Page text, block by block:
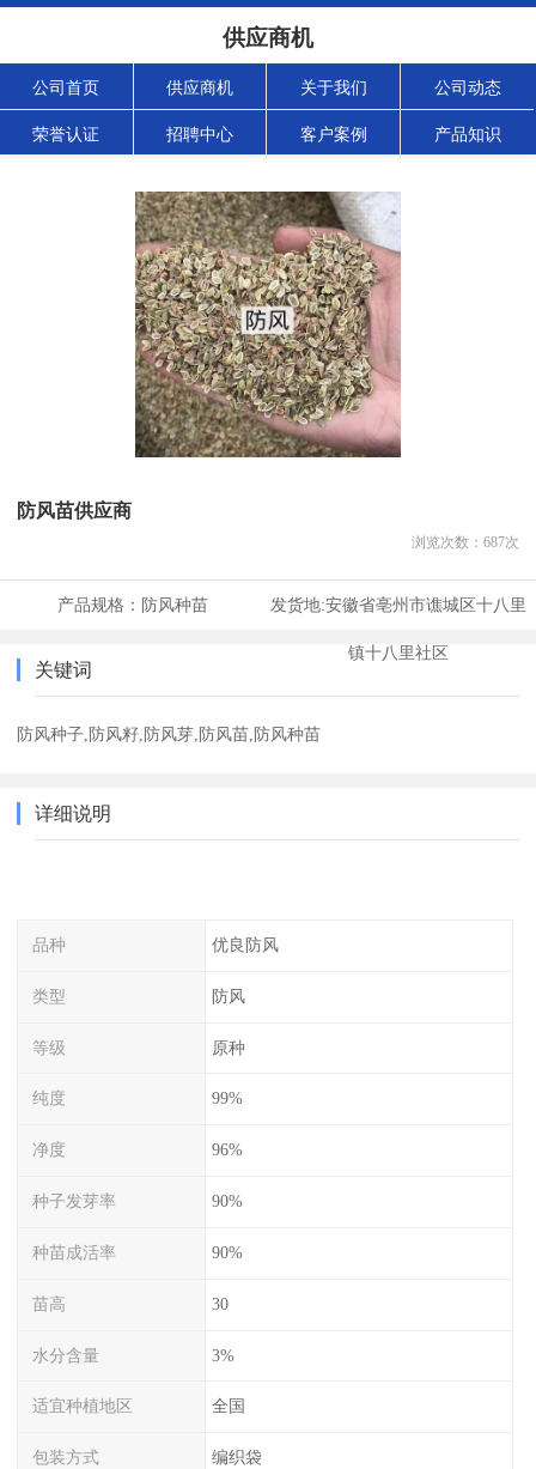
供应商机
公司首页 供应商机 关于我们 公司动态
荣誉认证 招聘中心 客户案例 产品知识
防风苗供应商
浏览次数： 687次
产品规格： 防风种苗 发货地:安徽省亳州市谯城区十八里
镇十八里社区
关键词
防风种子,防风籽,防风芽,防风苗,防风种苗
详细说明
品种 优良防风
类型 防风
等级 原种
纯度 99%
净度 96%
种子发芽率 90%
种苗成活率 90%
苗高 30
水分含量 3%
适宜种植地区 全国
包装方式 编织袋